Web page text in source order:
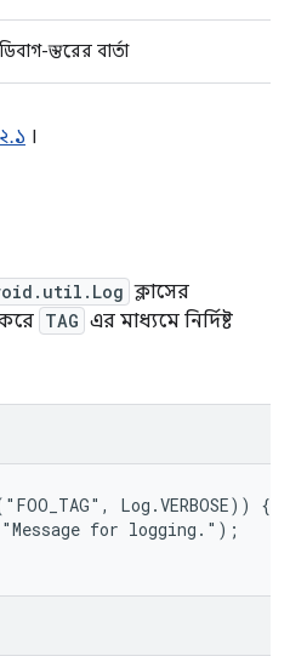
ডিবাগ-স্তরের বার্তা
।
ক্লাসের
TAG এর মাধ্যমে নির্দিষ্ট
Log.VERBOSE)) {
"Message for logging.");